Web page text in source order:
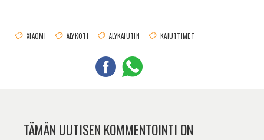
XIAOMI ÄLYKOTI ÄLYKAIUTIN KAIUTTIMET
TÄMÄN UUTISEN KOMMENTOINTI ON